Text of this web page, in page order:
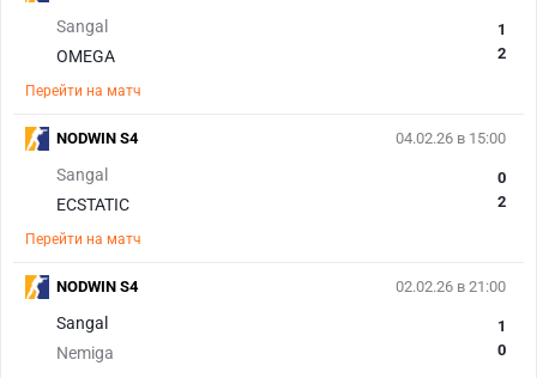
Sangal
OMEGA
1
2
Перейти на матч
04.02.26 в 15:00
Sangal
ECSTATIC
0
2
Перейти на матч
NODWIN S4
02.02.26 в 21:00
Sangal
Nemiga
1
0
NODWIN S4